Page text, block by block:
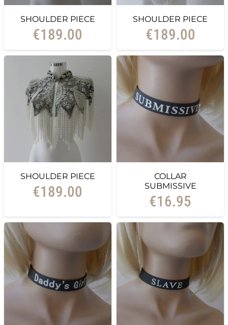
SHOULDER PIECE
€189.00
SHOULDER PIECE
€189.00
SHOULDER PIECE
€189.00
COLLAR
SUBMISSIVE
€16.95